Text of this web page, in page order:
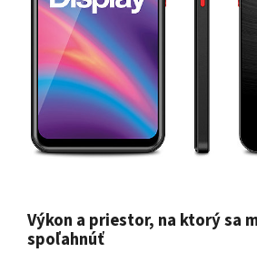
Výkon a priestor, na ktorý sa
spoľahnúť